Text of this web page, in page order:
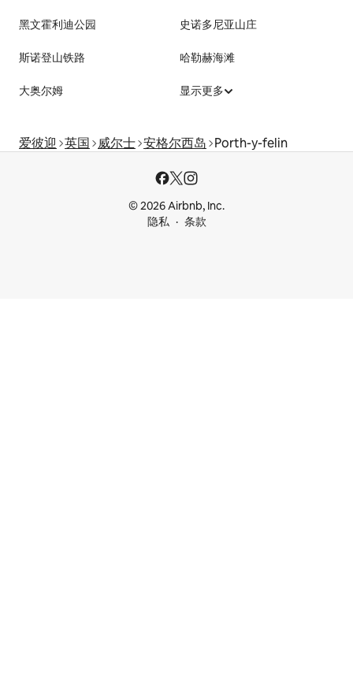
黑文霍利迪公园 史诺多尼亚山庄
斯诺登山铁路 哈勒赫海滩
大奥尔姆 显示更多
爱彼迎 英国 威尔士 安格尔西岛 Porth-y-felin
© 2026 Airbnb, Inc.
隐私
条款